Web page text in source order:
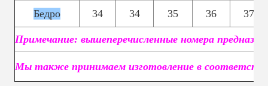
Бедро 34 34 35 36 37
Примечание: вышеперечисленные номера
Мы также принимаем изготовление в